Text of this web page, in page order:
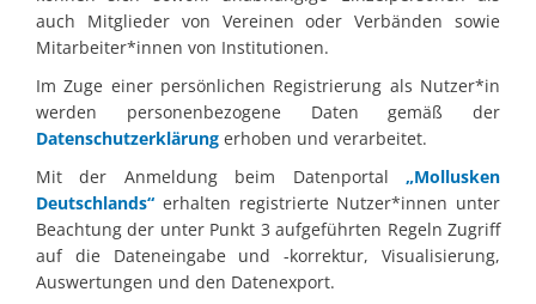
auch Mitglieder von Vereinen oder Verbänden sowie
Mitarbeiter*innen von Institutionen.
Im Zuge einer persönlichen Registrierung als Nutzer*in
werden personenbezogene Daten gemäß der
Datenschutzerklärung erhoben und verarbeitet.
Mit der Anmeldung beim Datenportal „Mollusken
Deutschlands“ erhalten registrierte Nutzer*innen unter
Beachtung der unter Punkt 3 aufgeführten Regeln Zugriff
auf die Dateneingabe und -korrektur, Visualisierung,
Auswertungen und den Datenexport.